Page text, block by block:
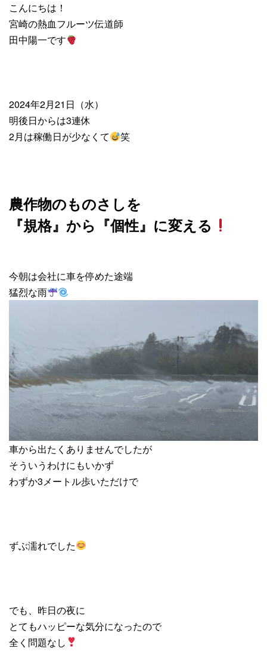
こんにちは！
宮崎の熱血フルーツ伝道師
田中陽一です
2024年2月21日（水）
明後日からは3連休
2月は稼働日が少なくて
笑
農作物のものさしを
『規格』から『個性』に変える
今朝は会社に車を停めた途端
猛烈な雨
車から出たくありませんでしたが
そういうわけにもいかず
わずか3メートル歩いただけで
ずぶ濡れでした
でも、昨日の夜に
とてもハッピーな気分になったので
全く問題なし